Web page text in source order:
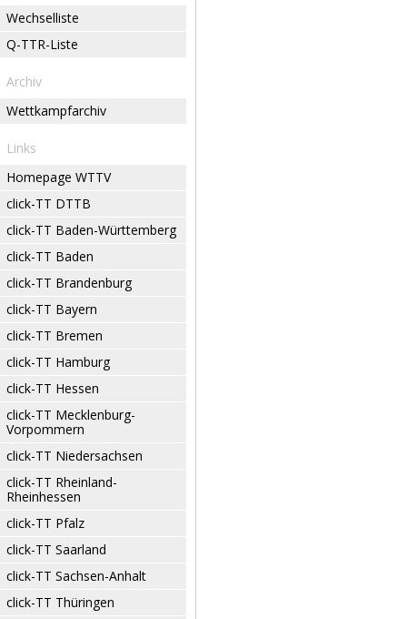
Wechselliste
Q-TTR-Liste
Archiv
Wettkampfarchiv
Links
Homepage WTTV
click-TT DTTB
click-TT Baden-Württemberg
click-TT Baden
click-TT Brandenburg
click-TT Bayern
click-TT Bremen
click-TT Hamburg
click-TT Hessen
click-TT Mecklenburg-
Vorpommern
click-TT Niedersachsen
click-TT Rheinland-
Rheinhessen
click-TT Pfalz
click-TT Saarland
click-TT Sachsen-Anhalt
click-TT Thüringen